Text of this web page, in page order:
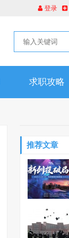
登录
求职攻略
推荐文章